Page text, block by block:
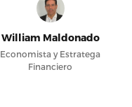
William Maldonado
Economista y Estratega
Financiero